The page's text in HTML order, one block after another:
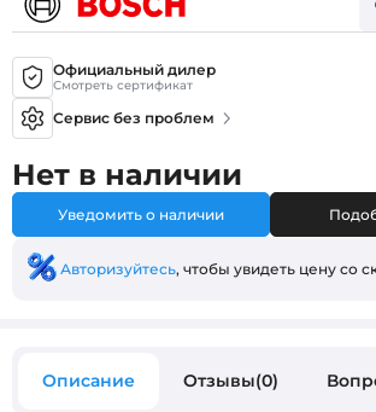
Официальный дилер
Смотреть сертификат
Сервис без проблем
Нет в наличии
Уведомить о наличии
Авторизуйтесь, чтобы увидеть цену со
Описание Отзывы(0)